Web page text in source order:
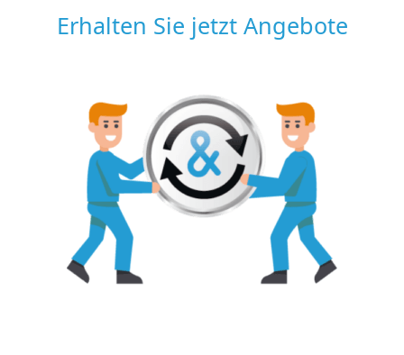
Erhalten Sie jetzt Angebote